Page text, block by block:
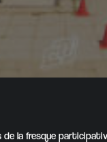
la fresque